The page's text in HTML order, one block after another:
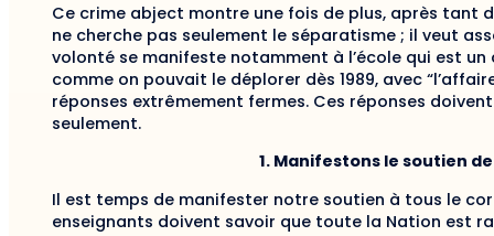
Ce crime abject montre une fois de plus, après tant d
ne cherche pas seulement le séparatisme ; il veut
volonté se manifeste notamment à l’école qui est un
comme on pouvait le déplorer dès 1989, avec “
réponses extrêmement fermes. Ces réponses
seulement.
1. Manifestons le soutien
Il est temps de manifester notre soutien à tous le
enseignants doivent savoir que toute la Nation est